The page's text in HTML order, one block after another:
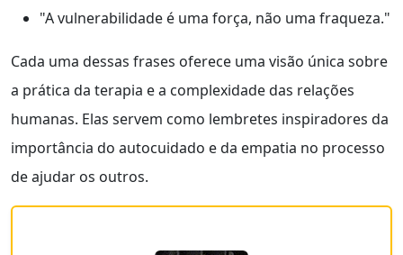
"A vulnerabilidade é uma força, não uma fraqueza."
Cada uma dessas frases oferece uma visão única sobre
a prática da terapia e a complexidade das relações
humanas. Elas servem como lembretes inspiradores da
importância do autocuidado e da empatia no processo
de ajudar os outros.